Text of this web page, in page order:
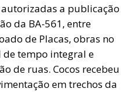
a publicação
da BA-561, entre
de Placas, obras no
de tempo integral e
de ruas. Cocos recebeu
em trechos da